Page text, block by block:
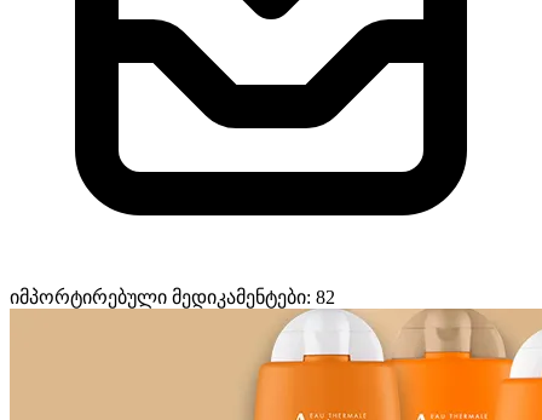
იმპორტირებული მედიკამენტები: 82